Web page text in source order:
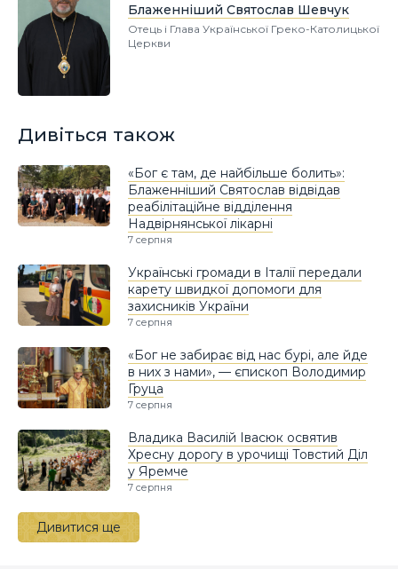
Блаженніший Святослав Шевчук
Отець і Глава Української Греко-Католицької
Церкви
Дивіться також
«Бог є там, де найбільше болить»:
Блаженніший Святослав відвідав
реабілітаційне відділення
Надвірнянської лікарні
7 серпня
Українські громади в Італії передали
карету швидкої допомоги для
захисників України
7 серпня
«Бог не забирає від нас бурі, але йде
в них з нами», — єпископ Володимир
Груца
7 серпня
Владика Василій Івасюк освятив
Хресну дорогу в урочищі Товстий Діл
у Яремче
7 серпня
Дивитися ще